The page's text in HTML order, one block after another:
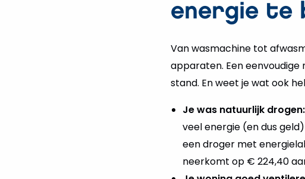
energie te
Van wasmachine tot
apparaten. Een
stand. En weet je wat ook
Je was natuurlijk drogen:
veel energie (en dus
een droger met
neerkomt op € 224,40